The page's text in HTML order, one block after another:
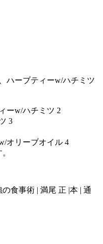
ハーブティーw/ハチミツ
ーw/ハチミツ 2
3
オリーブオイル 4
食事術 | 満尾 正 |本 | 通